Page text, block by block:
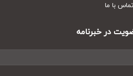
با ما
در خبرنامه